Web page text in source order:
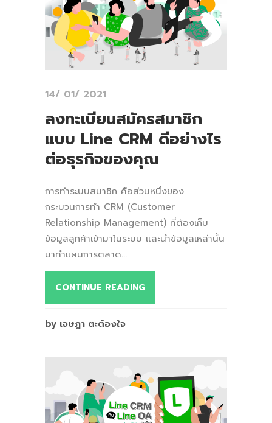
14/ 01/ 2021
ลงทะเบียนสมัครสมาชิก
แบบ Line CRM ดีอย่างไร
ต่อธุรกิจของคุณ
การทำระบบสมาชิก คือส่วนหนึ่งของ
กระบวนการทำ CRM (Customer
Relationship Management) ที่ต้องเก็บ
ข้อมูลลูกค้าเข้ามาในระบบ และนำข้อมูลเหล่านั้น
มาทำแผนการตลาด...
CONTINUE READING
by เจษฎา ตะต้องใจ